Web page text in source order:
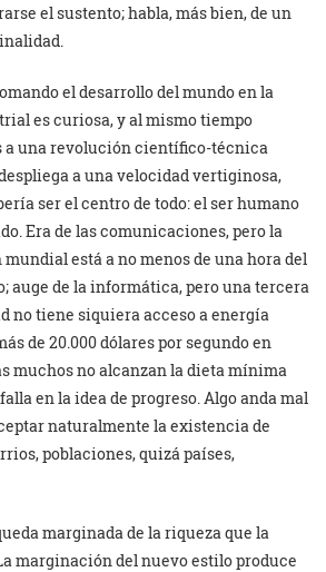
el sustento; habla, más bien, de un
el desarrollo del mundo en la
es curiosa, y al mismo tiempo
a una revolución científico-técnica
a una velocidad vertiginosa,
ser el centro de todo: el ser humano
Era de las comunicaciones, pero la
está a no menos de una hora del
auge de la informática, pero una tercera
no tiene siquiera acceso a energía
de 20.000 dólares por segundo en
muchos no alcanzan la dieta mínima
en la idea de progreso. Algo anda mal
naturalmente la existencia de
poblaciones, quizá países,
marginada de la riqueza que la
marginación del nuevo estilo produce